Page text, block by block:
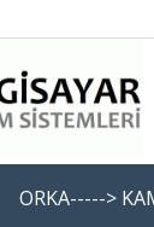
ORKA----->